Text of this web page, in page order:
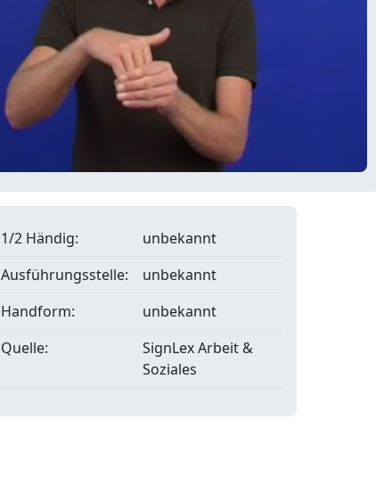
1/2 Händig:
unbekannt
Ausführungsstelle:
unbekannt
Handform:
unbekannt
Quelle:
SignLex Arbeit &
Soziales